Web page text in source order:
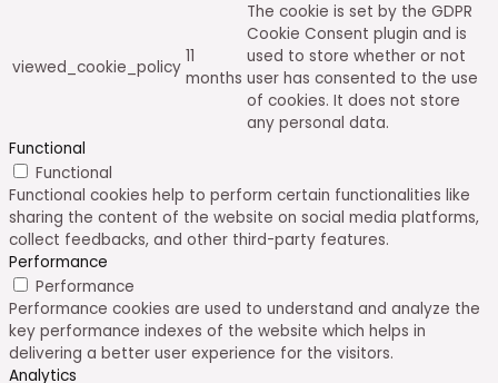
viewed_cookie_policy
11
months
The cookie is set by the GDPR
Cookie Consent plugin and is
used to store whether or not
user has consented to the use
of cookies. It does not store
any personal data.
Functional
Functional
Functional cookies help to perform certain functionalities like
sharing the content of the website on social media platforms,
collect feedbacks, and other third-party features.
Performance
Performance
Performance cookies are used to understand and analyze the
key performance indexes of the website which helps in
delivering a better user experience for the visitors.
Analytics